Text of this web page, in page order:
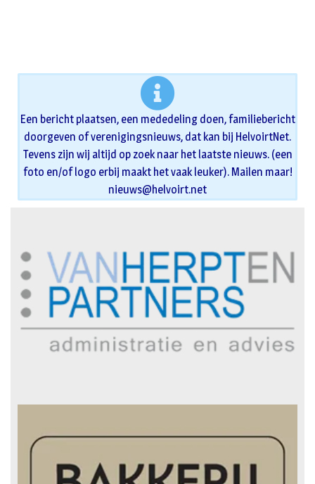
Een bericht plaatsen, een mededeling doen, familiebericht
doorgeven of verenigingsnieuws, dat kan bij HelvoirtNet.
Tevens zijn wij altijd op zoek naar het laatste nieuws. (een
foto en/of logo erbij maakt het vaak leuker). Mailen maar!
nieuws@helvoirt.net